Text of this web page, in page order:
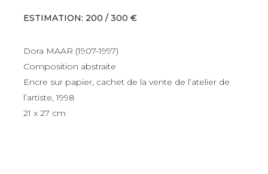
ESTIMATION: 200 / 300 €
Dora MAAR (1907-1997)
Composition abstraite
Encre sur papier, cachet de la vente de l’atelier de
l’artiste, 1998
21 x 27 cm